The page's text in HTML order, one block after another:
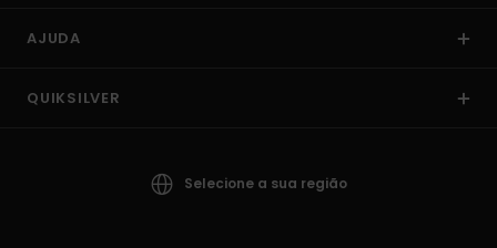
AJUDA
QUIKSILVER
Selecione a sua região